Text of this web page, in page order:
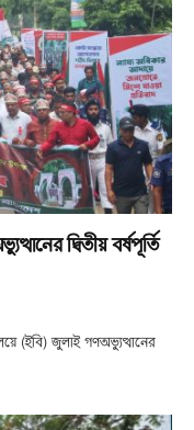
দ্বিতীয় বর্ষপূর্তি
(ইবি) জুলাই গণঅভ্যুত্থানের